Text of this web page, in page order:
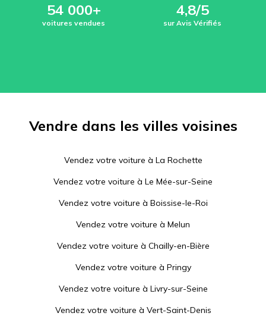
54 000+
voitures vendues
4,8/5
sur Avis Vérifiés
Vendre dans les villes voisines
Vendez votre voiture à La Rochette
Vendez votre voiture à Le Mée-sur-Seine
Vendez votre voiture à Boissise-le-Roi
Vendez votre voiture à Melun
Vendez votre voiture à Chailly-en-Bière
Vendez votre voiture à Pringy
Vendez votre voiture à Livry-sur-Seine
Vendez votre voiture à Vert-Saint-Denis